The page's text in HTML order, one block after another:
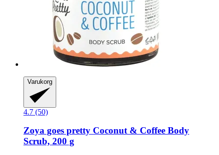
Varukorg
4.7 (50)
Zoya goes pretty Coconut & Coffee Body
Scrub, 200 g